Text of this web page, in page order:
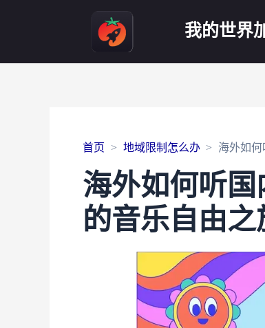
我的世界
首页 地域限制怎么办 海外如
海外如何听
的音乐自由之